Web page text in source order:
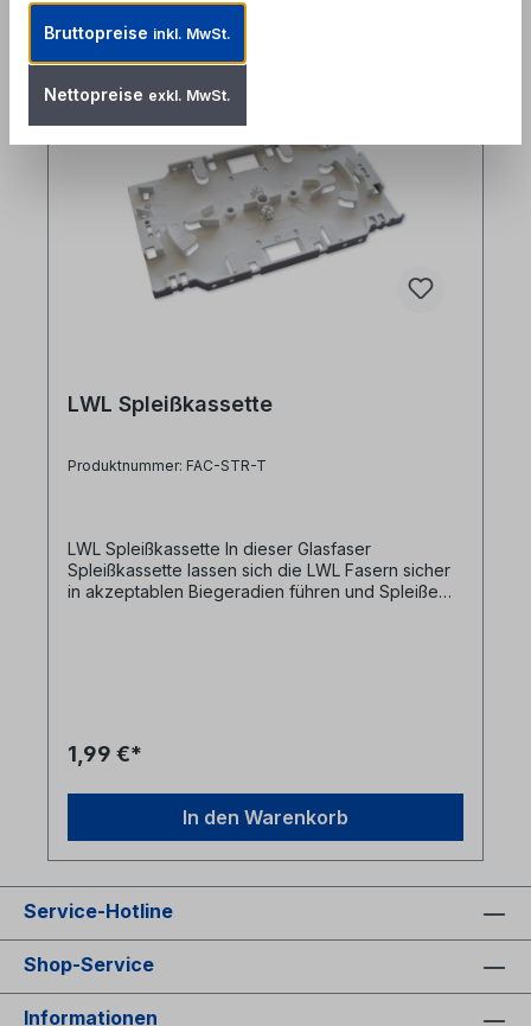
Produktgalerie überspringen
LWL Spleißkassette
Produktnummer: FAC-STR-T
LWL Spleißkassette In dieser Glasfaser
Spleißkassette lassen sich die LWL Fasern sicher
in akzeptablen Biegeradien führen und Spleiße
1,99 €*
In den Warenkorb
Service-Hotline
Shop-Service
Informationen
Bruttopreise inkl. MwSt.
Nettopreise exkl. MwSt.